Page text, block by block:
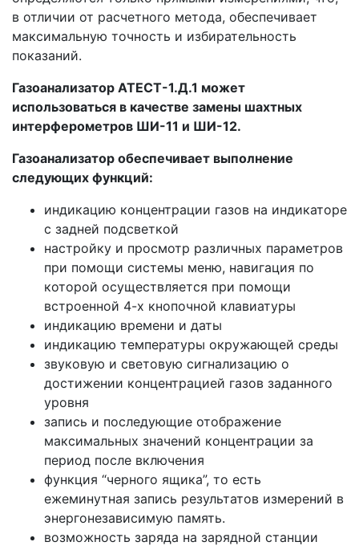
в отличии от расчетного метода, обеспечивает
максимальную точность и избирательность
показаний.
Газоанализатор АТЕСТ-1.Д.1 может
использоваться в качестве замены шахтных
интерферометров ШИ-11 и ШИ-12.
Газоанализатор обеспечивает выполнение
следующих функций:
индикацию концентрации газов на индикаторе
с задней подсветкой
настройку и просмотр различных параметров
при помощи системы меню, навигация по
которой осуществляется при помощи
встроенной 4-х кнопочной клавиатуры
индикацию времени и даты
индикацию температуры окружающей среды
звуковую и световую сигнализацию о
достижении концентрацией газов заданного
уровня
запись и последующие отображение
максимальных значений концентрации за
период после включения
функция “черного ящика”, то есть
ежеминутная запись результатов измерений в
энергонезависимую память.
возможность заряда на зарядной станции